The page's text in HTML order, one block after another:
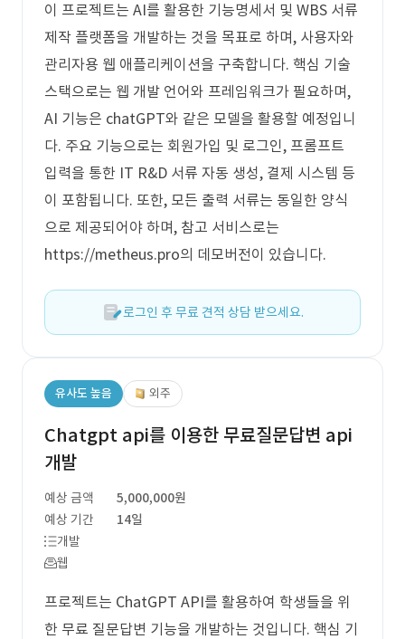
이 프로젝트는 AI를 활용한 기능명세서 및 WBS 서류
제작 플랫폼을 개발하는 것을 목표로 하며, 사용자와
관리자용 웹 애플리케이션을 구축합니다. 핵심 기술
스택으로는 웹 개발 언어와 프레임워크가 필요하며,
AI 기능은 chatGPT와 같은 모델을 활용할 예정입니
다. 주요 기능으로는 회원가입 및 로그인, 프롬프트
입력을 통한 IT R&D 서류 자동 생성, 결제 시스템 등
이 포함됩니다. 또한, 모든 출력 서류는 동일한 양식
으로 제공되어야 하며, 참고 서비스로는
https://metheus.pro의 데모버전이 있습니다.
로그인 후 무료 견적 상담 받으세요.
유사도 높음 외주
Chatgpt api를 이용한 무료질문답변 api
개발
예상 금액
5,000,000원
예상 기간
14일
개발
웹
프로젝트는 ChatGPT API를 활용하여 학생들을 위
한 무료 질문답변 기능을 개발하는 것입니다. 핵심 기